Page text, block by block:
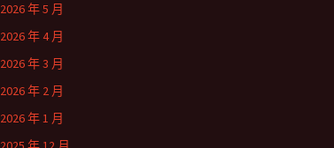
2026 年 5 月
2026 年 4 月
2026 年 3 月
2026 年 2 月
2026 年 1 月